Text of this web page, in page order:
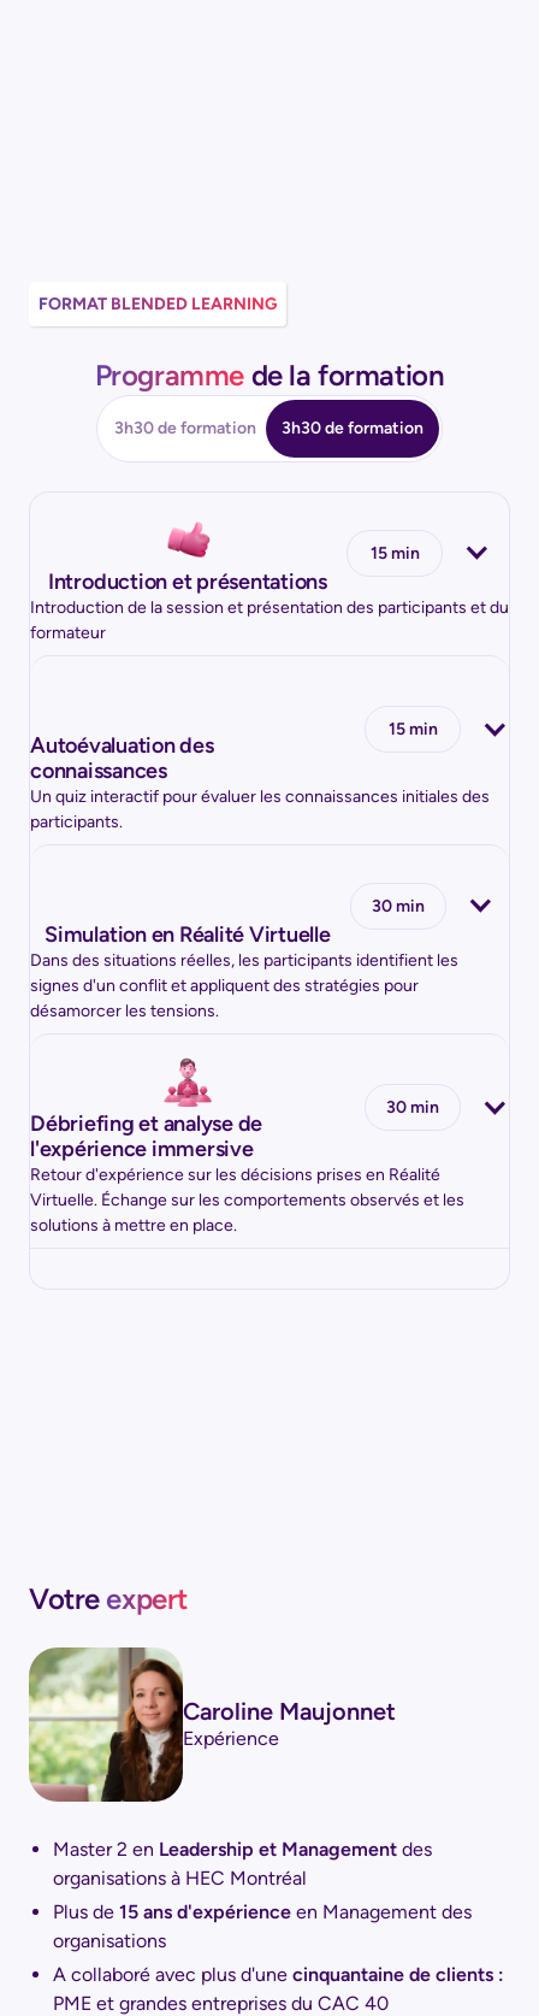
FORMAT BLENDED LEARNING
Programmede la formation
3h30 de formation
3h30 de formation 7h00 de formation
Introduction et présentations
15 min
Introduction de la session et présentation des participants et du
formateur
Autoévaluation des
connaissances
15 min
Un quiz interactif pour évaluer les connaissances initiales des
participants.
Simulation en Réalité Virtuelle
30 min
Dans des situations réelles, les participants identifient les
signes d'un conflit et appliquent des stratégies pour
désamorcer les tensions.
Débriefing et analyse de
l'expérience immersive
30 min
Retour d'expérience sur les décisions prises en Réalité
Virtuelle. Échange sur les comportements observés et les
solutions à mettre en place.
Votreexpert
Caroline Maujonnet
Expérience
Master 2 en Leadership et Management des
organisations à HEC Montréal
Plus de 15 ans d'expérience en Management des
organisations
A collaboré avec plus d'une cinquantaine de clients :
PME et grandes entreprises du CAC 40